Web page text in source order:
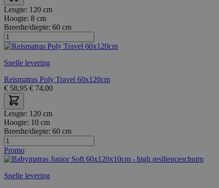
Lengte: 120 cm
Hoogte: 8 cm
Breedte/diepte: 60 cm
Snelle levering
Reismatras Poly Travel 60x120cm
€ 58,95 € 74,00
Lengte: 120 cm
Hoogte: 10 cm
Breedte/diepte: 60 cm
Promo
Snelle levering